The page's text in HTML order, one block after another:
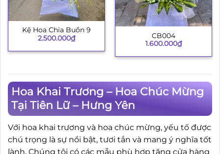
Kệ Hoa Chia Buồn 9
2.500.000₫
CB004
1.600.000₫
Hoa Khai Trương – Hoa Chúc Mừng
Tại Tiên Lữ – Hưng Yên
Với hoa khai trương và hoa chúc mừng, yếu tố được
chú trọng là sự nổi bật, tươi tắn và mang ý nghĩa tốt
lành. Chúng tôi có các mẫu phù hợp tặng cửa hàng